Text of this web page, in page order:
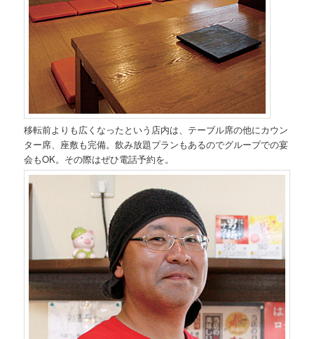
移転前よりも広くなったという店内は、テーブル席の他にカウン
ター席、座敷も完備。飲み放題プランもあるのでグループでの宴
会もOK。その際はぜひ電話予約を。